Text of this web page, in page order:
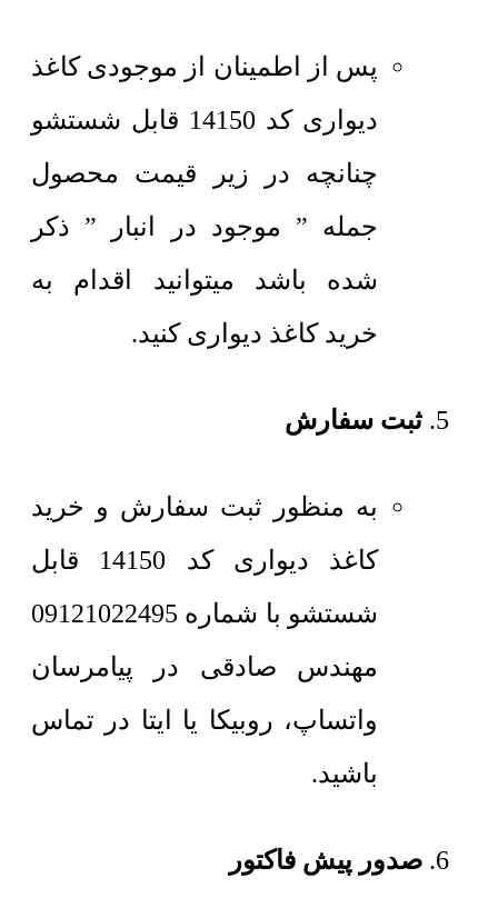
پس از اطمینان از موجودی کاغذ
دیواری کد 14150 قابل شستشو
چنانچه در زیر قیمت محصول
جمله ” موجود در انبار ” ذکر
شده باشد میتوانید اقدام به
خرید کاغذ دیواری کنید.
ثبت سفارش
به منظور ثبت سفارش و خرید
کاغذ دیواری کد 14150 قابل
شستشو با شماره 09121022495
مهندس صادقی در پیامرسان
واتساپ، روبیکا یا ایتا در تماس
باشید.
صدور پیش فاکتور